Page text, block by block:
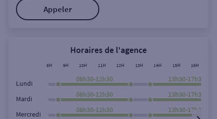
ou
Ville / Code postal
Rue
Appeler
Horaires de l'agence
8H 9H 10H 11H 12H 13H 14H 15H 16H
Lundi
08h30-12h30 13h30-17h30
Mardi
08h30-12h30 13h30-17h30
Mercredi
08h30-12h30 13h30-17h30